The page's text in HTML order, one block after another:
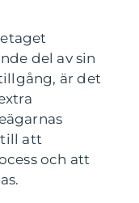
del av sin
är det
till att
och att